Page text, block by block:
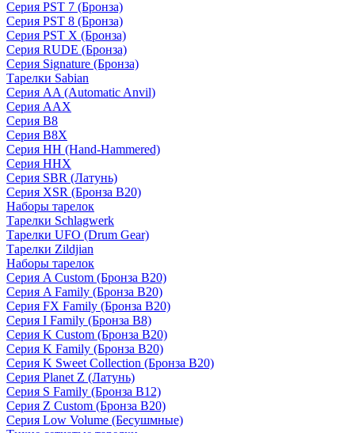
Серия PST 7 (Бронза)
Серия PST 8 (Бронза)
Серия PST X (Бронза)
Серия RUDE (Бронза)
Серия Signature (Бронза)
Тарелки Sabian
Серия AA (Automatic Anvil)
Серия AAX
Серия B8
Серия B8X
Серия HH (Hand-Hammered)
Серия HHX
Серия SBR (Латунь)
Серия XSR (Бронза B20)
Наборы тарелок
Тарелки Schlagwerk
Тарелки UFO (Drum Gear)
Тарелки Zildjian
Наборы тарелок
Серия A Custom (Бронза B20)
Серия A Family (Бронза B20)
Серия FX Family (Бронза B20)
Серия I Family (Бронза B8)
Серия K Custom (Бронза B20)
Серия K Family (Бронза B20)
Серия K Sweet Collection (Бронза B20)
Серия Planet Z (Латунь)
Серия S Family (Бронза B12)
Серия Z Custom (Бронза B20)
Серия Low Volume (Бесушмные)